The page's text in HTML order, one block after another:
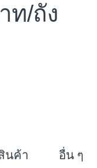
/ถัง
นค้า อื่น ๆ